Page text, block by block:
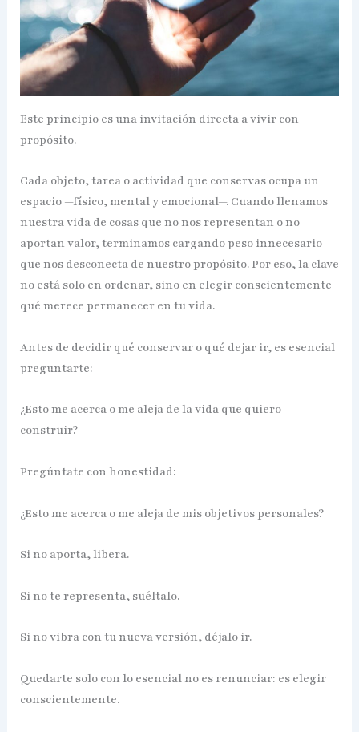
Este principio es una invitación directa a vivir con
propósito.
Cada objeto, tarea o actividad que conservas ocupa un
espacio —físico, mental y emocional—. Cuando llenamos
nuestra vida de cosas que no nos representan o no
aportan valor, terminamos cargando peso innecesario
que nos desconecta de nuestro propósito. Por eso, la clave
no está solo en ordenar, sino en elegir conscientemente
qué merece permanecer en tu vida.
Antes de decidir qué conservar o qué dejar ir, es esencial
preguntarte:
¿Esto me acerca o me aleja de la vida que quiero
construir?
Pregúntate con honestidad:
¿Esto me acerca o me aleja de mis objetivos personales?
Si no aporta, libera.
Si no te representa, suéltalo.
Si no vibra con tu nueva versión, déjalo ir.
Quedarte solo con lo esencial no es renunciar: es elegir
conscientemente.